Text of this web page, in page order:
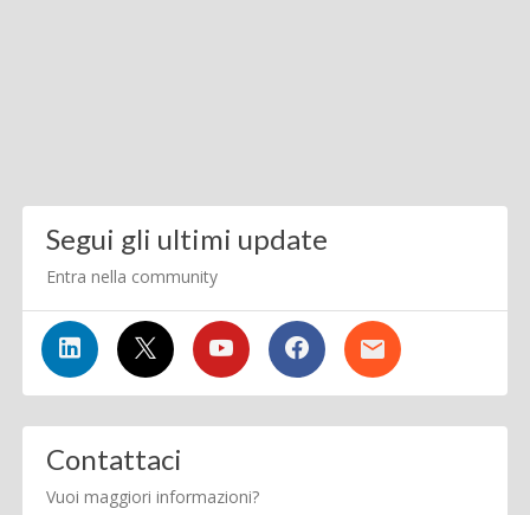
Segui gli ultimi update
Entra nella community
Contattaci
Vuoi maggiori informazioni?